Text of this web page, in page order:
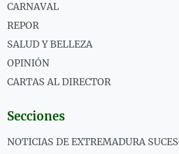
CARNAVAL
REPOR
SALUD Y BELLEZA
OPINIÓN
CARTAS AL DIRECTOR
Secciones
NOTICIAS DE EXTREMADURA